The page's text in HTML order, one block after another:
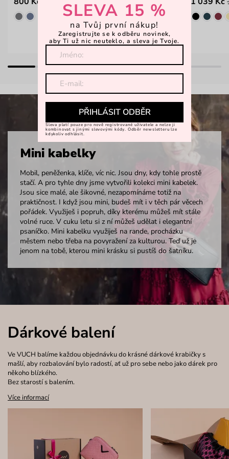
1 599 Kč
Mini kabelky
Mobil, peněženka, klíče, víc nic. Jsou dny, kdy tohle prostě
stačí. A pro tyhle dny jsme vytvořili kolekci mini kabelek.
Jsou sice malé, ale šikovné, nezapomínáme totiž na
praktičnost. I když jsou mini, budeš mít i v těch pár věcech
pořádek. Využiješ i popruh, díky kterému můžeš mít stále
volné ruce. V cuku letu si z ní můžeš udělat i elegantní
psaníčko. Mini kabelku využiješ na rande, procházku
městem nebo třeba na povyražení za kulturou. Teď už je
jenom na tobě, kterou mini krásku si pustíš do šatníku.
Dárkové balení
Ve VUCH balíme každou objednávku do krásné dárkové krabičky s
mašlí, aby rozbalování bylo radostí, ať už pro sebe nebo jako dárek pro
někoho blízkého.
Bez starostí s balením.
Více informací
SLEVA 15 %
na Tvůj první nákup!
Zaregistrujte se k odběru novinek,
aby Ti už nic neuteklo, a sleva je Tvoje.
PŘIHLÁSIT ODBĚR
Sleva platí pouze pro nově registrované uživatele a nelze ji
kombinovat s jinými slevovými kódy. Odběr newsletteru lze
kdykoliv odhlásit.